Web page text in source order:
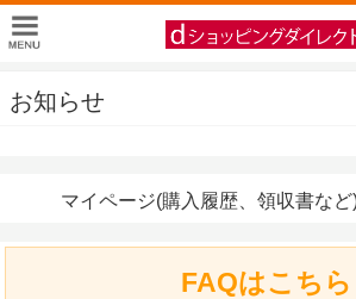
お知らせ
マイページ(購入履歴、領収書など
FAQはこちら